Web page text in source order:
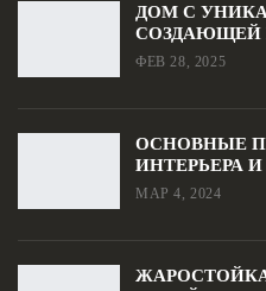
ДОМ С
СОЗДАЮЩЕЙ
ФЕВ 28, 2025
ОСНОВНЫЕ
ИНТЕРЬЕРА
МАР 4, 2024